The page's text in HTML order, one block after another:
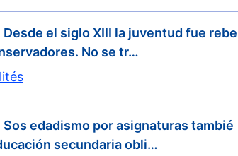
Desde el siglo XIII la juventud fue rebe
No se tr…
Sos edadismo por asignaturas tambié
secundaria obli…